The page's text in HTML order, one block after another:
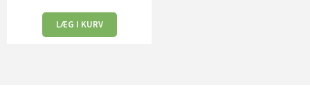
LÆG I KURV